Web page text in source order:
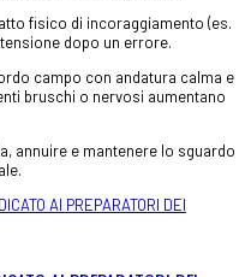
fisico di incoraggiamento (es.
dopo un errore.
campo con andatura calma e
bruschi o nervosi aumentano
annuire e mantenere lo sguardo